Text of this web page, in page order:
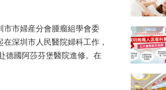
市婦産分會腫瘤組學會委
深圳市人民醫院婦科工作，
德國阿莎芬堡醫院進修。在